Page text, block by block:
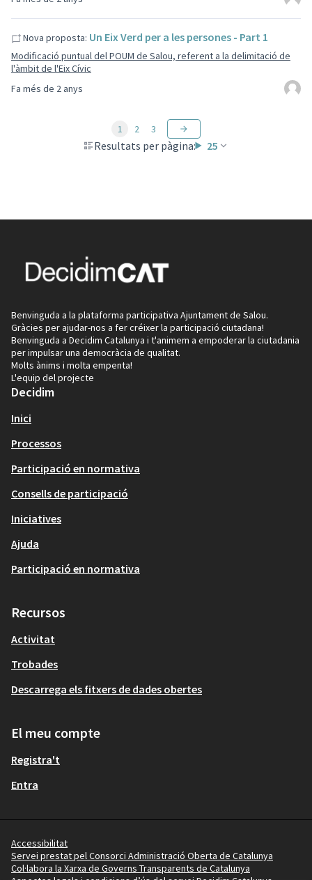
Fa més de 2 anys
Nova proposta: Un Eix Verd per a les persones - Part 1
Modificació puntual del POUM de Salou, referent a la delimitació de
l'àmbit de l'Eix Cívic
Resultats per pàgina: 25
1 2 3
Benvinguda a la plataforma participativa Ajuntament de Salou.
Gràcies per ajudar-nos a fer créixer la participació ciutadana!
Benvinguda a Decidim Catalunya i t'animem a empoderar la ciutadania
per impulsar una democràcia de qualitat.
Molts ànims i molta empenta!
L'equip del projecte
Decidim
Inici
Processos
Participació en normativa
Consells de participació
Iniciatives
Ajuda
Participació en normativa
Recursos
Activitat
Trobades
Descarrega els fitxers de dades obertes
El meu compte
Registra't
Entra
Accessibilitat
Servei prestat pel Consorci Administració Oberta de Catalunya
Col·labora la Xarxa de Governs Transparents de Catalunya